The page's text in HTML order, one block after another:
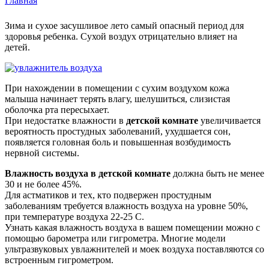
Зима и сухое засушливое лето самый опасный период для
здоровья ребенка. Сухой воздух отрицательно влияет на
детей.
При нахождении в помещении с сухим воздухом кожа
малыша начинает терять влагу, шелушиться, слизистая
оболочка рта пересыхает.
При недостатке влажности в детской комнате увеличивается
вероятность простудных заболеваний, ухудшается сон,
появляется головная боль и повышенная возбудимость
нервной системы.
Влажность воздуха в детской комнате должна быть не менее
30 и не более 45%.
Для астматиков и тех, кто подвержен простудным
заболеваниям требуется влажность воздуха на уровне 50%,
при температуре воздуха 22-25 С.
Узнать какая влажность воздуха в вашем помещении можно с
помощью барометра или гигрометра. Многие модели
ультразвуковых увлажнителей и моек воздуха поставляются со
встроенным гигрометром.